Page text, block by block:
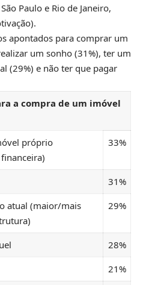
Paulo e Rio de Janeiro,
apontados para comprar um
um sonho (31%), ter um
(29%) e não ter que pagar
a compra de um imóvel
próprio
33%
31%
atual (maior/mais
29%
28%
21%